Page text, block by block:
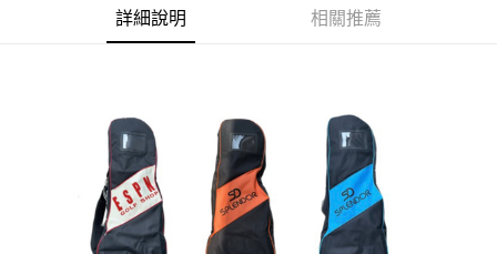
7-11取貨付款
每筆NT$250
詳細說明 相關推薦